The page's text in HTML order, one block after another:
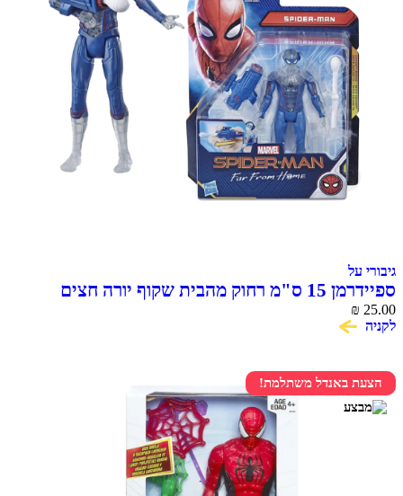
ספיידרמן 15 ס"מ רחוק מהבית שקוף יורה חצים
באנדל משתלמת!